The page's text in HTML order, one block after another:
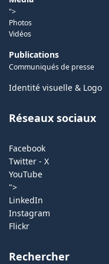
">
Photos
Vidéos
Publications
Communiqués de presse
Identité visuelle & Logo
Réseaux sociaux
Facebook
Twitter - X
YouTube
">
LinkedIn
Instagram
Flickr
Rechercher